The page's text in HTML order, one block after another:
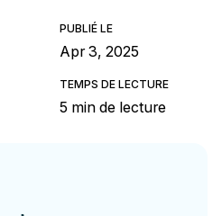
PUBLIÉ LE
Apr 3, 2025
TEMPS DE LECTURE
5 min de lecture